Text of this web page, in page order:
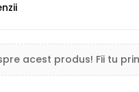
acest produs! Fii tu